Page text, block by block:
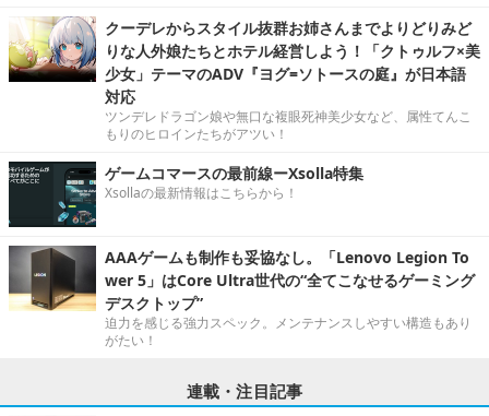
クーデレからスタイル抜群お姉さんまでよりどりみど
りな人外娘たちとホテル経営しよう！「クトゥルフ×美
少女」テーマのADV『ヨグ=ソトースの庭』が日本語
対応
ツンデレドラゴン娘や無口な複眼死神美少女など、属性てんこ
もりのヒロインたちがアツい！
ゲームコマースの最前線ーXsolla特集
Xsollaの最新情報はこちらから！
AAAゲームも制作も妥協なし。「Lenovo Legion To
wer 5」はCore Ultra世代の“全てこなせるゲーミング
デスクトップ”
迫力を感じる強力スペック。メンテナンスしやすい構造もあり
がたい！
連載・注目記事